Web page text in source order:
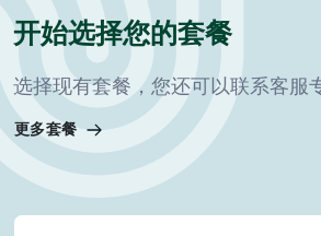
开始选择您的套餐
选择现有套餐，您还可以联系客服
更多套餐